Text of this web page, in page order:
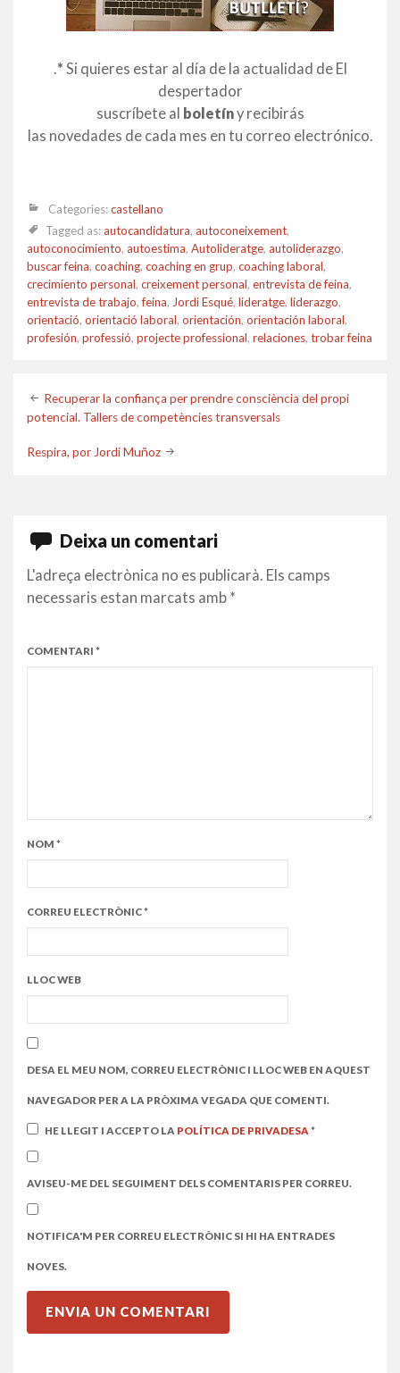
.* Si quieres estar al día de la actualidad de El
despertador
suscríbete al boletíny recibirás
las novedades de cada mes en tu correo electrónico.
Categories:castellano
Tagged as:autocandidatura, autoconeixement,
autoconocimiento, autoestima, Autolideratge, autoliderazgo,
buscar feina, coaching, coaching en grup, coaching laboral,
crecimiento personal, creixement personal, entrevista de feina,
entrevista de trabajo,feina, Jordi Esqué, lideratge, liderazgo,
orientació, orientació laboral, orientación, orientación laboral,
profesión, professió, projecte professional, relaciones, trobar feina
Post
navigation
Recuperar la confiança per prendre consciència del propi
potencial. Tallers de competències transversals
Respira, por Jordi Muñoz
Deixa un comentari
L'adreça electrònica no es publicarà. Els camps
necessaris estan marcats amb *
COMENTARI *
NOM *
CORREU ELECTRÒNIC*
LLOC WEB
DESA EL MEU NOM, CORREU ELECTRÒNIC I LLOC WEB EN AQUEST
NAVEGADOR PER A LA PRÒXIMA VEGADA QUE COMENTI.
HE LLEGIT I ACCEPTO LA POLÍTICA DE PRIVADESA *
AVISEU-ME DEL SEGUIMENT DELS COMENTARIS PER CORREU.
NOTIFICA'M PER CORREU ELECTRÒNIC SI HI HA ENTRADES
NOVES.